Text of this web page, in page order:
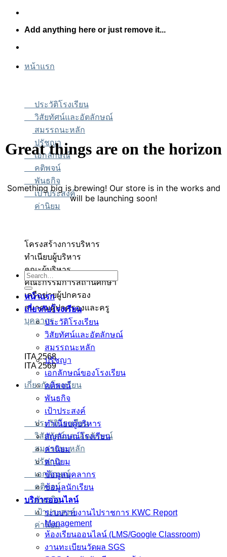
Skip
contentAdd anything here or just remove it...
หน้าแรก
ประวัติโรงเรียน
วิสัยทัศน์และอัตลักษณ์
สมรรถนะหลัก
ปรัชญา
เอกลักษณ์
คติพจน์
พันธกิจ
เป้าประสงค์
ค่านิยม
โครงสร้างการบริหาร
ทำเนียบผู้บริหาร
คณะผู้บริหาร
คณะกรรมการสถานศึกษา
เครือข่ายผู้ปกครอง
สมาคมผู้ปกครองและครู
บุคลากร
ITA 2568
ITA 2569
เกี่ยวกับโรงเรียน
ประวัติโรงเรียน
วิสัยทัศน์และอัตลักษณ์
สมรรถนะหลัก
ปรัชญา
เอกลักษณ์
คติพจน์
พันธกิจ
เป้าประสงค์
ค่านิยม
Great things are on the horizon
Something big is brewing! Our store is in the works and
will be launching soon!
ตเว็บตรง
บาคาร่า
บาคาร่า
ตเว็บตรง
Search
for:
หน้าแรก
เกี่ยวกับโรงเรียน
ประวัติโรงเรียน
วิสัยทัศน์และอัตลักษณ์
สมรรถนะหลัก
ปรัชญา
เอกลักษณ์ของโรงเรียน
คติพจน์
พันธกิจ
เป้าประสงค์
ทำเนียบผู้บริหาร
สัญลักษณ์โรงเรียน
ค่านิยม
ค่านิยม
ข้อมูลบุคลากร
ข้อมูลนักเรียน
บริการออนไลน์
ระบบรายงานไปราชการ KWC Report
Management
ห้องเรียนออนไลน์ (LMS/Google Classroom)
งานทะเบียนวัดผล SGS